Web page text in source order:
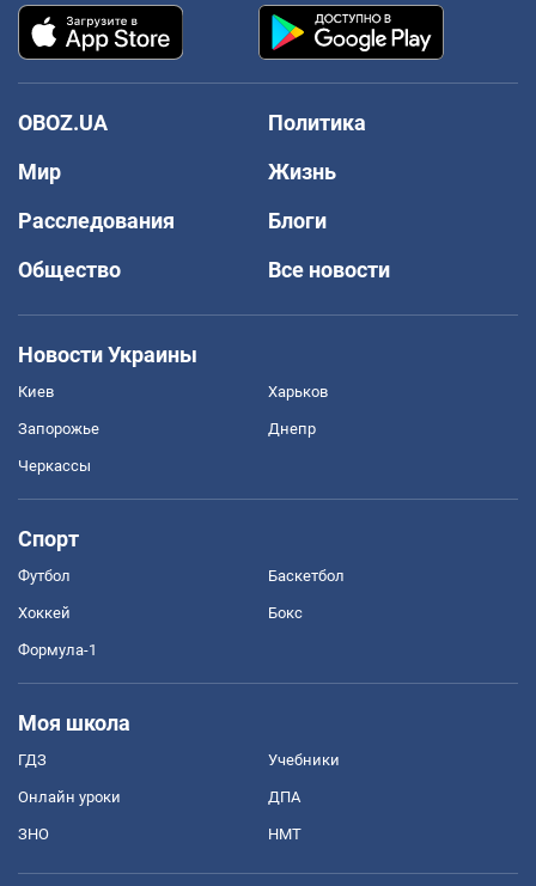
OBOZ.UA
Политика
Мир
Жизнь
Расследования
Блоги
Общество
Все новости
Новости Украины
Киев Харьков
Запорожье Днепр
Черкассы
Спорт
Футбол Баскетбол
Хоккей Бокс
Формула-1
Моя школа
ГДЗ Учебники
Онлайн уроки ДПА
ЗНО НМТ